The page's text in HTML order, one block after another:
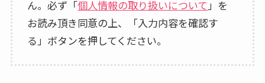
ん。必ず「個人情報の取り扱いについて 」を
お読み頂き同意の上、「入力内容を確認す
る」ボタンを押してください。